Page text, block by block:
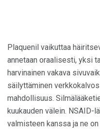
Plaquenil vaikuttaa
annetaan oraalisesti, yksi
harvinainen vakava
säilyttäminen
mahdollisuus.
kuukauden välein. NSAID-
valmisteen kanssa ja ne